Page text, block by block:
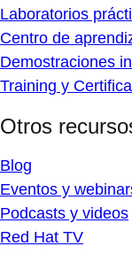
Laboratorios
Centro de
Demostraciones
Training y
Otros
Blog
Eventos y
Podcasts y videos
Red Hat TV